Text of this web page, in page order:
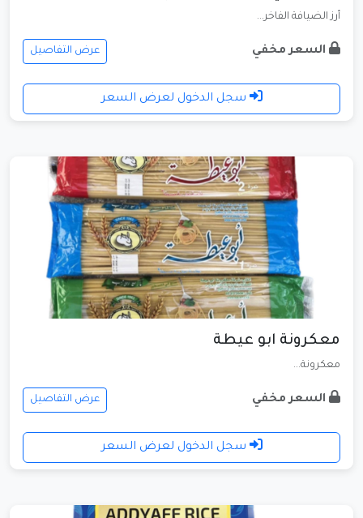
أرز الضيافة الفاخر...
السعر مخفي عرض التفاصيل
سجل الدخول لعرض السعر
معكرونة ابو عيطة
معكرونة...
السعر مخفي عرض التفاصيل
سجل الدخول لعرض السعر